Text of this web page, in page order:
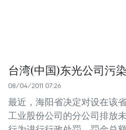
台湾(中国)东光公司污
08/04/2011 07:26
最近，海阳省决定对设在该省
工业股份公司的分公司排放